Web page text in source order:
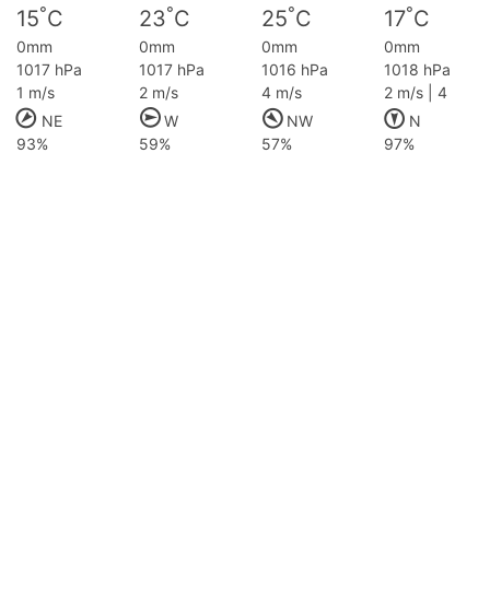
15°C 23°C 25°C 17°C
0mm 0mm 0mm
0mm
1017 hPa
1017 hPa 1016 hPa
1018 hPa
1 m/s
2 m/s 4 m/s
2 m/s | 4
NE
W NW
N
93%
59% 57% 97%